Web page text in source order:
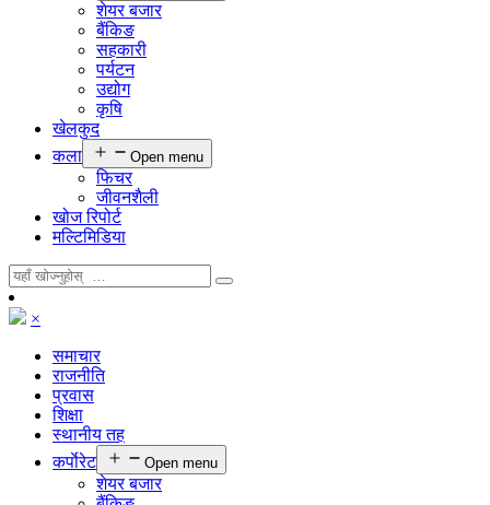
शेयर बजार
बैंकिङ
सहकारी
पर्यटन
उद्योग
कृषि
खेलकुद
कला
Open menu
फिचर
जीवनशैली
खोज रिपोर्ट
मल्टिमिडिया
×
समाचार
राजनीति
प्रवास
शिक्षा
स्थानीय तह
कर्पाेरेट
Open menu
शेयर बजार